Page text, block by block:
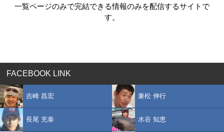
一覧ページのみで完結できる情報のみを配信するサイトで
す。
FACEBOOK LINK
吉崎 昌宏 兼松 伸行
長尾 充泰 水谷 知恵